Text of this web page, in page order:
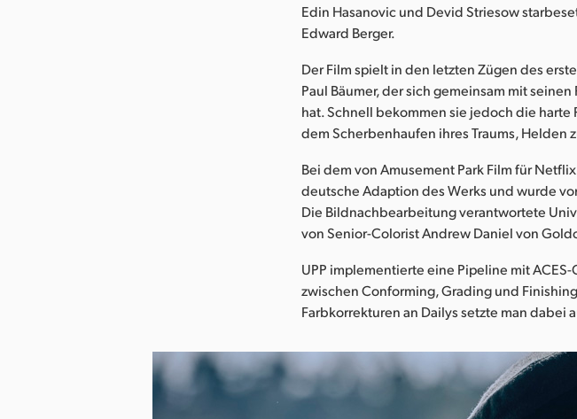
Edin Hasanovic und Devid Striesow
Edward Berger.
Der Film spielt in den letzten Zügen des
Paul Bäumer, der sich gemeinsam mit
hat. Schnell bekommen sie jedoch die harte
dem Scherbenhaufen ihres Traums, Helden
Bei dem von Amusement Park Film für
deutsche Adaption des Werks und wurde
Die Bildnachbearbeitung verantwortete
von Senior-Colorist Andrew Daniel von
UPP implementierte eine Pipeline mit
zwischen Conforming, Grading und
Farbkorrekturen an Dailys setzte man dabei